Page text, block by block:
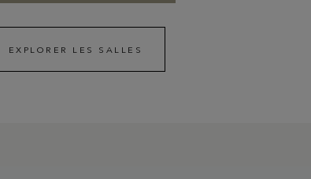
EXPLORER LES SALLES